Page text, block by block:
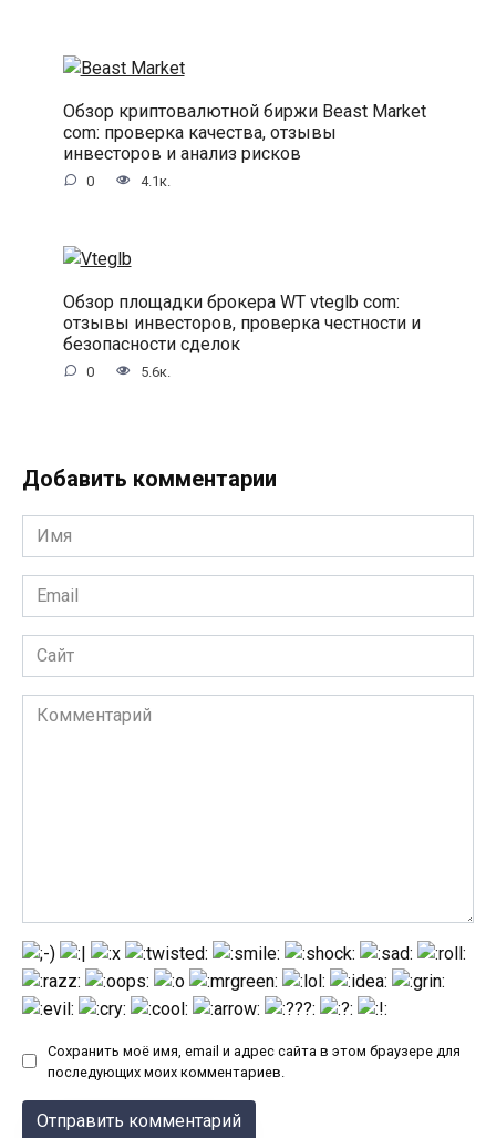
Обзор криптовалютной биржи Beast Market
com: проверка качества, отзывы
инвесторов и анализ рисков
0 4.1к.
Обзор площадки брокера WT vteglb com:
отзывы инвесторов, проверка честности и
безопасности сделок
0 5.6к.
Добавить комментарии
Имя
*
Email
*
Сайт
Комментарий
Сохранить моё имя, email и адрес сайта в этом браузере для
последующих моих комментариев.